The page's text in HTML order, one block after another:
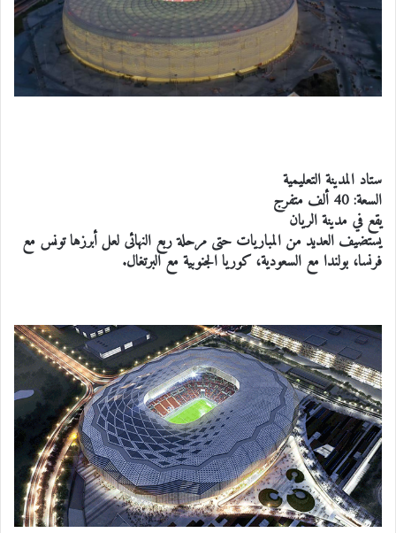
ستاد المدينة التعليمية
السعة: 40 ألف متفرج
يقع في مدينة الريان
يستضيف العديد من المباريات حتى مرحلة ربع النهائى لعل أبرزها تونس مع
فرنسا، بولندا مع السعودية، كوريا الجنوبية مع البرتغال.